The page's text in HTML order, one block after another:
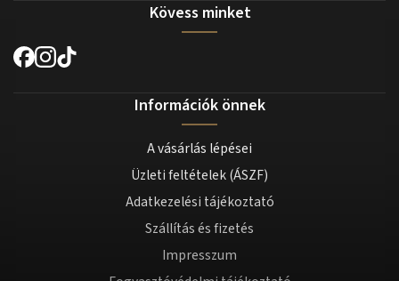
Kövess minket
Információk önnek
A vásárlás lépései
Üzleti feltételek (ÁSZF)
Adatkezelési tájékoztató
Szállítás és fizetés
Impresszum